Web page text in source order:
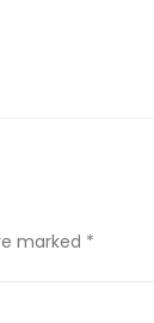
marked *